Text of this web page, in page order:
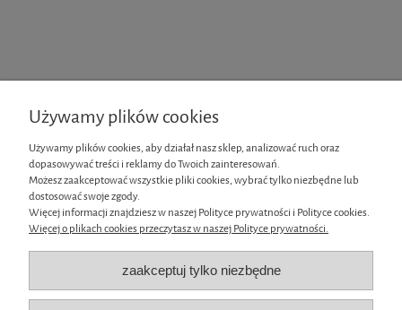
Informacje
Płatności i dostawa
O nas
Używamy plików cookies
Używamy plików cookies, aby działał nasz sklep, analizować ruch oraz
dopasowywać treści i reklamy do Twoich zainteresowań.
Możesz zaakceptować wszystkie pliki cookies, wybrać tylko niezbędne lub
dostosować swoje zgody.
Więcej informacji znajdziesz w naszej Polityce prywatności i Polityce cookies.
Więcej o plikach cookies przeczytasz w naszej Polityce prywatności.
zaakceptuj tylko niezbędne